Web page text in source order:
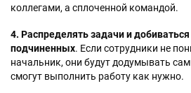
коллегами, а сплоченной командой.
4. Распределять задачи и добиваться
подчиненных. Если сотрудники не
начальник, они будут додумывать
смогут выполнить работу как нужно.